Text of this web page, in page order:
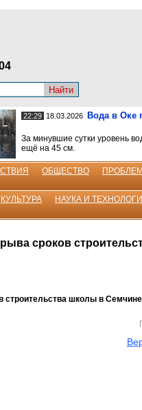
Найти
22:29 18.03.2026 Вода в Оке
За минувшие сутки уровень
ещё на 45 см.
ОБЩЕСТВО
КУЛЬТУРА НАУКА И
сроков
строительства школы в Семчине